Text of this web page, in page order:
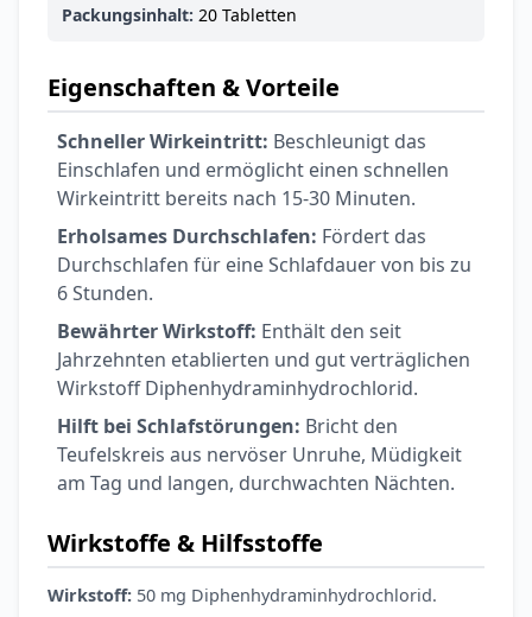
Packungsinhalt: 20 Tabletten
Eigenschaften & Vorteile
Schneller Wirkeintritt: Beschleunigt das
Einschlafen und ermöglicht einen schnellen
Wirkeintritt bereits nach 15-30 Minuten.
Erholsames Durchschlafen: Fördert das
Durchschlafen für eine Schlafdauer von bis zu
6 Stunden.
Bewährter Wirkstoff: Enthält den seit
Jahrzehnten etablierten und gut verträglichen
Wirkstoff Diphenhydraminhydrochlorid.
Hilft bei Schlafstörungen: Bricht den
Teufelskreis aus nervöser Unruhe, Müdigkeit
am Tag und langen, durchwachten Nächten.
Wirkstoffe & Hilfsstoffe
Wirkstoff: 50 mg Diphenhydraminhydrochlorid.